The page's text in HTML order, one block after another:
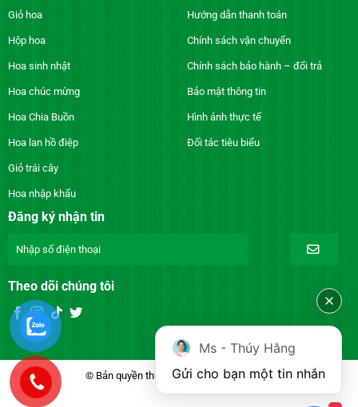
Giỏ hoa
Hộp hoa
Hoa sinh nhật
Hoa chúc mừng
Hoa Chia Buồn
Hoa lan hồ điệp
Giỏ trái cây
Hoa nhập khẩu
Hướng dẫn thanh toán
Chính sách vận chuyển
Chính sách bảo hành – đổi trả
Bảo mật thông tin
Hình ảnh thực tế
Đối tác tiêu biểu
Đăng ký nhận tin
Theo dõi chúng tôi
© Bản quyền thuộc về DienhoaXANH.com
Ms - Thúy Hằng
Gửi cho bạn một tin nhắn